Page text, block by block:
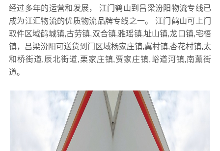
经过多年的运营和发展， 江门鹤山到吕梁汾阳物流专线已
成为江汇物流的优质物流品牌专线之一。 江门鹤山可上门
取件区域鹤城镇,古劳镇,双合镇,雅瑶镇,址山镇,龙口镇,宅梧
镇，吕梁汾阳可送货到门区域杨家庄镇,冀村镇,杏花村镇,太
和桥街道,辰北街道,栗家庄镇,贾家庄镇,峪道河镇,南薰街
道。